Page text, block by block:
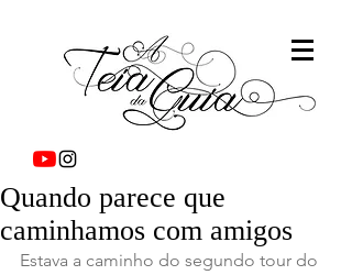
Quando parece que
caminhamos com amigos
Estava a caminho do segundo tour do